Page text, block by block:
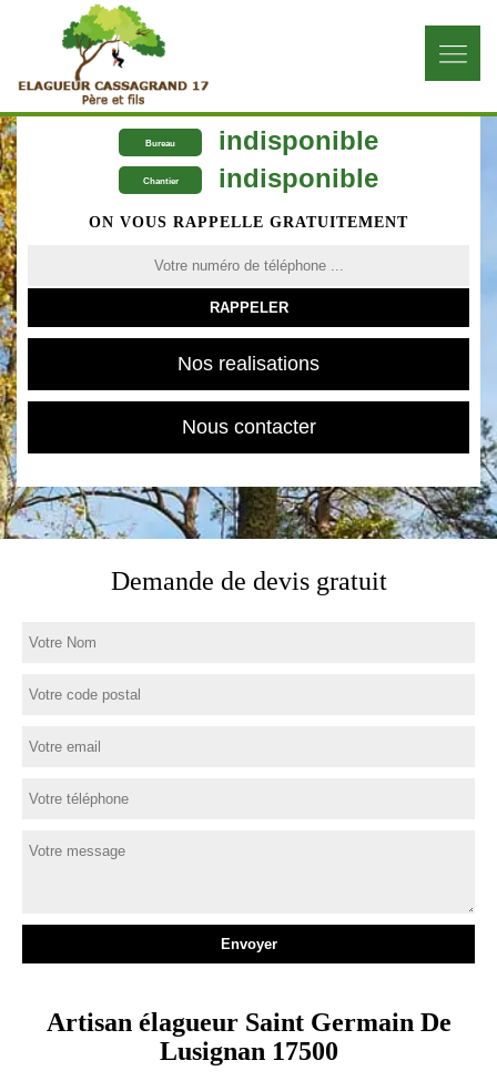
Bureau indisponible
Chantier indisponible
ON VOUS RAPPELLE GRATUITEMENT
Nos realisations
Nous contacter
Demande de devis gratuit
Artisan élagueur Saint Germain De
Lusignan 17500